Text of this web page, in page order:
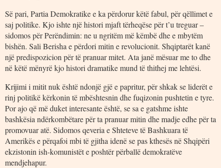
Së pari, Partia Demokratike e ka përdorur këtë fabul, për qëllimet e
saj politike. Kjo ishte një histori mjaft tërheqëse për t’u treguar –
sidomos për Perëndimin: ne u ngritëm më këmbë dhe e mbytëm
bishën. Sali Berisha e përdori mitin e revolucionit. Shqiptarët kanë
një predispozicion për të pranuar mitet. Ata janë mësuar me to dhe
në këtë mënyrë kjo histori dramatike mund të thithej me lehtësi.
Krijimi i mitit nuk është ndonjë gjë e papritur, për shkak se liderët e
rinj politikë kërkonin të mbështesnin dhe fuqizonin pushtetin e tyre.
Por ajo që më duket interesante është, se sa e gatshme ishte
bashkësia ndërkombëtare për ta pranuar mitin dhe madje edhe për ta
promovuar atë. Sidomos qeveria e Shteteve të Bashkuara të
Amerikës e përqafoi mbi të gjitha idenë se pas kthesës në Shqipëri
ekzistonin ish-komunistët e poshtër përballë demokratëve
mendjehapur.